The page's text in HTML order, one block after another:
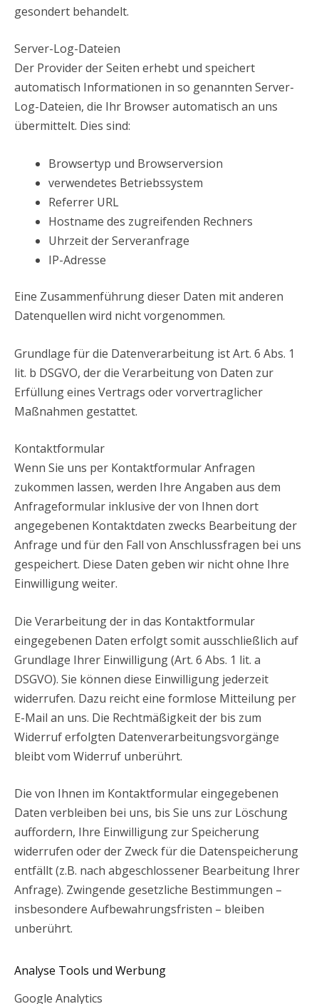
gesondert behandelt.
Server-Log-Dateien
Der Provider der Seiten erhebt und speichert
automatisch Informationen in so genannten Server-
Log-Dateien, die Ihr Browser automatisch an uns
übermittelt. Dies sind:
Browsertyp und Browserversion
verwendetes Betriebssystem
Referrer URL
Hostname des zugreifenden Rechners
Uhrzeit der Serveranfrage
IP-Adresse
Eine Zusammenführung dieser Daten mit anderen
Datenquellen wird nicht vorgenommen.
Grundlage für die Datenverarbeitung ist Art. 6 Abs. 1
lit. b DSGVO, der die Verarbeitung von Daten zur
Erfüllung eines Vertrags oder vorvertraglicher
Maßnahmen gestattet.
Kontaktformular
Wenn Sie uns per Kontaktformular Anfragen
zukommen lassen, werden Ihre Angaben aus dem
Anfrageformular inklusive der von Ihnen dort
angegebenen Kontaktdaten zwecks Bearbeitung der
Anfrage und für den Fall von Anschlussfragen bei uns
gespeichert. Diese Daten geben wir nicht ohne Ihre
Einwilligung weiter.
Die Verarbeitung der in das Kontaktformular
eingegebenen Daten erfolgt somit ausschließlich auf
Grundlage Ihrer Einwilligung (Art. 6 Abs. 1 lit. a
DSGVO). Sie können diese Einwilligung jederzeit
widerrufen. Dazu reicht eine formlose Mitteilung per
E-Mail an uns. Die Rechtmäßigkeit der bis zum
Widerruf erfolgten Datenverarbeitungsvorgänge
bleibt vom Widerruf unberührt.
Die von Ihnen im Kontaktformular eingegebenen
Daten verbleiben bei uns, bis Sie uns zur Löschung
auffordern, Ihre Einwilligung zur Speicherung
widerrufen oder der Zweck für die Datenspeicherung
entfällt (z.B. nach abgeschlossener Bearbeitung Ihrer
Anfrage). Zwingende gesetzliche Bestimmungen –
insbesondere Aufbewahrungsfristen – bleiben
unberührt.
Analyse Tools und Werbung
Google Analytics